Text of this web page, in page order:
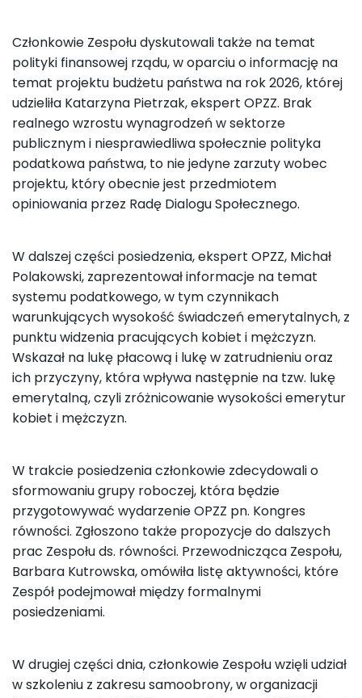
Członkowie Zespołu dyskutowali także na temat
polityki finansowej rządu, w oparciu o informację na
temat projektu budżetu państwa na rok 2026, której
udzieliła Katarzyna Pietrzak, ekspert OPZZ. Brak
realnego wzrostu wynagrodzeń w sektorze
publicznym i niesprawiedliwa społecznie polityka
podatkowa państwa, to nie jedyne zarzuty wobec
projektu, który obecnie jest przedmiotem
opiniowania przez Radę Dialogu Społecznego.
W dalszej części posiedzenia, ekspert OPZZ, Michał
Polakowski, zaprezentował informacje na temat
systemu podatkowego, w tym czynnikach
warunkujących wysokość świadczeń emerytalnych, z
punktu widzenia pracujących kobiet i mężczyzn.
Wskazał na lukę płacową i lukę w zatrudnieniu oraz
ich przyczyny, która wpływa następnie na tzw. lukę
emerytalną, czyli zróżnicowanie wysokości emerytur
kobiet i mężczyzn.
W trakcie posiedzenia członkowie zdecydowali o
sformowaniu grupy roboczej, która będzie
przygotowywać wydarzenie OPZZ pn. Kongres
równości. Zgłoszono także propozycje do dalszych
prac Zespołu ds. równości. Przewodnicząca Zespołu,
Barbara Kutrowska, omówiła listę aktywności, które
Zespół podejmował między formalnymi
posiedzeniami.
W drugiej części dnia, członkowie Zespołu wzięli udział
w szkoleniu z zakresu samoobrony, w organizacji